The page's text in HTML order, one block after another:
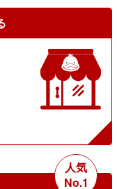
人気
No.1